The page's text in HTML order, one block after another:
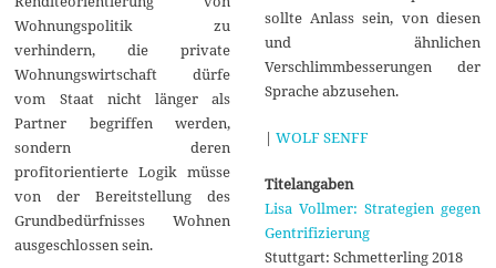
Wohnungspolitik zu
verhindern, die private
Wohnungswirtschaft dürfe
vom Staat nicht länger als
Partner begriffen werden,
sondern deren
profitorientierte Logik müsse
von der Bereitstellung des
Grundbedürfnisses Wohnen
ausgeschlossen sein.
sollte Anlass sein, von diesen
und ähnlichen
Verschlimmbesserungen der
Sprache abzusehen.
| WOLF SENFF
Titelangaben
Lisa Vollmer: Strategien gegen
Gentrifizierung
Stuttgart: Schmetterling 2018